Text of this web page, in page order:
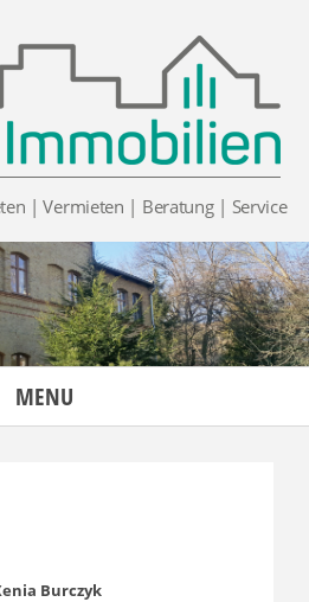
| Vermieten | Beratung | Service
MENU
Burczyk